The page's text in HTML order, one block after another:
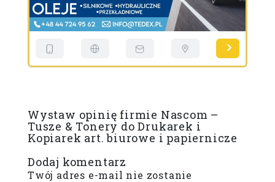
Wystaw opinię firmie Nascom –
Tusze & Tonery do Drukarek i
Kopiarek art. biurowe i papiernicze
Dodaj komentarz
Twój adres e-mail nie zostanie